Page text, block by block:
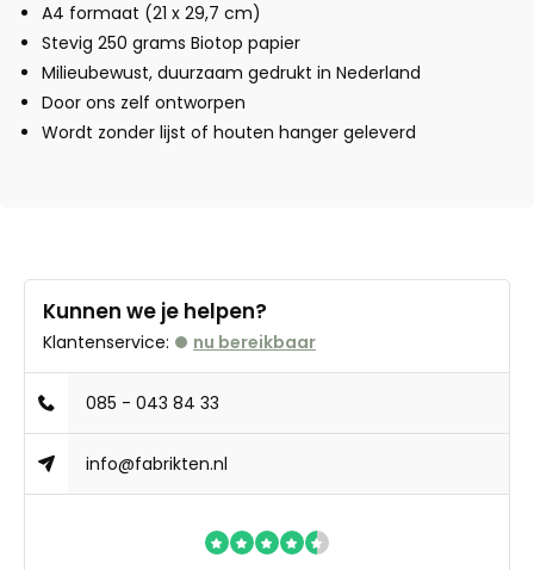
A4 formaat (21 x 29,7 cm)
Stevig 250 grams Biotop papier
Milieubewust, duurzaam gedrukt in Nederland
Door ons zelf ontworpen
Wordt zonder lijst of houten hanger geleverd
Kunnen we je helpen?
Klantenservice: nu bereikbaar
085 - 043 84 33
info@fabrikten.nl